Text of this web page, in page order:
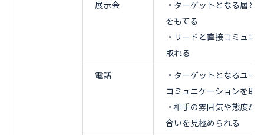
展示会
・ターゲットとなる層と
をもてる
・リードと直接コミュニ
取れる
電話
・ターゲットとなるユー
コミュニケーションを取
・相手の雰囲気や態度か
合いを見極められる